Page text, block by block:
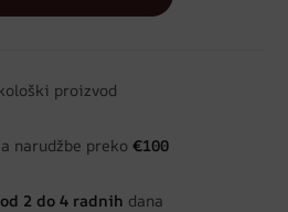
proizvod
narudžbe preko€100
od 2 do 4 radnih dana